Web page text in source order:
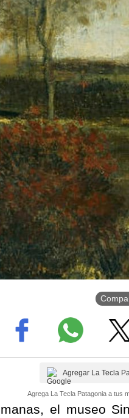
Agregar La Tecla
Agrega La Tecla Patagonia a tus
el museo